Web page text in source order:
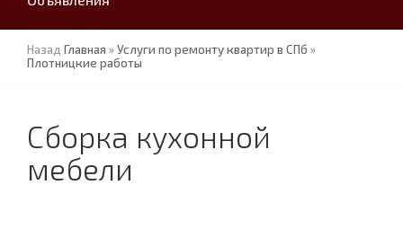
Назад Главная »Услуги по ремонту квартир в СПб »
Плотницкие работы
Сборка кухонной
мебели